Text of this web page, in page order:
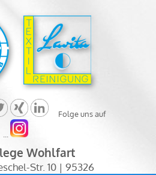
Folge uns auf
Wohlfart
Str. 10 | 95326